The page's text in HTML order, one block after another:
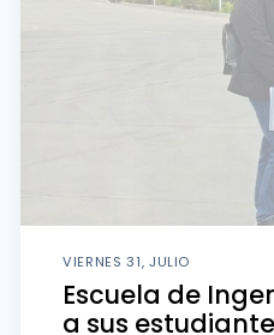
VIERNES 31, JULIO
Escuela de
a sus